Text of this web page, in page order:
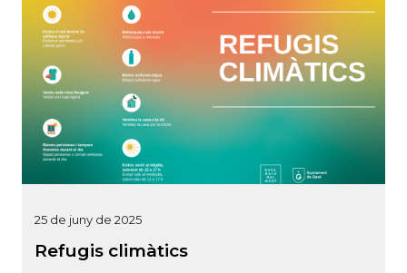
25 de juny de 2025
Refugis climàtics